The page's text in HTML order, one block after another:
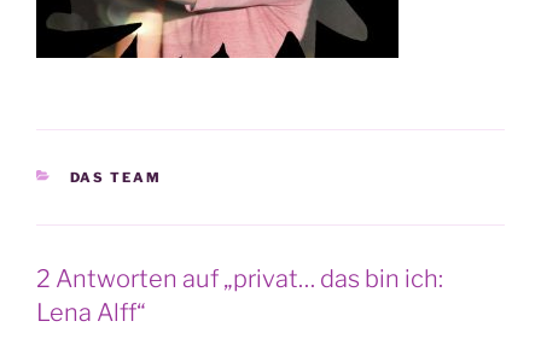
KATEGORIEN
DAS TEAM
2 Antworten auf „privat… das bin ich:
Lena Alff“